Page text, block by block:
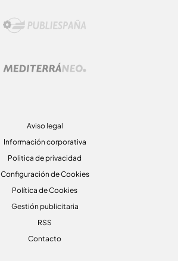
Aviso legal
Información corporativa
Politica de privacidad
Configuración de Cookies
Política de Cookies
Gestión publicitaria
RSS
Contacto